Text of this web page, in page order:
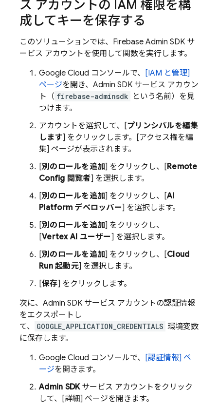
ス アカウントの IAM 権限を構
成してキーを保存する
このソリューションでは、Firebase Admin SDK サ
ービス アカウントを使用して関数を実行します。
Google Cloud コンソールで、
[IAM と管理]
ページを開き、 Admin SDK サービス アカウン
ト（ firebase-adminsdk
という名前）を見
つけます。
アカウントを選択して、[プリンシパルを編集
します] をクリックします。[アクセス権を編
集] ページが表示されます。
[別のロールを追加] をクリックし、[Remote
Config 閲覧者] を選択します。
[別のロールを追加] をクリックし、[AI
Platform デベロッパー] を選択します。
[別のロールを追加] をクリックし、
[Vertex AI ユーザー ] を選択します。
[別のロールを追加] をクリックし、[Cloud
Run 起動元] を選択します。
[保存] をクリックします。
次に、 Admin SDK サービス アカウントの認証情報
をエクスポートし
て、
GOOGLE_APPLICATION_CREDENTIALS 環境変数
に保存します。
Google Cloud コンソールで、 [認証情報] ペ
ージを開きます。
Admin SDKサービス アカウントをクリック
して、[詳細] ページを開きます。